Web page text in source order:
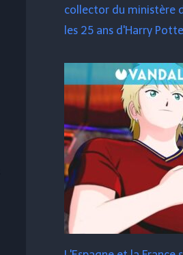
collector du ministère
les 25 ans d'Harry